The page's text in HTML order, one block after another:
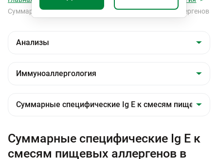
Суммарные специфические Ig E к смесям пищевых аллергенов
Суммарные специфические Ig E к
смесям пищевых аллергенов в